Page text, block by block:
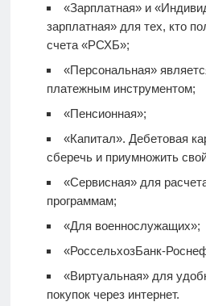
«Зарплатная» и
зарплатная» для тех, кто
счета «РСХБ»;
«Персональная»
платежным инструментом;
«Пенсионная»;
«Капитал». Дебетовая
сберечь и приумножить
«Сервисная» для
программам;
«Для военнослужащих»;
«РоссельхозБанк-
«Виртуальная» для
покупок через интернет.